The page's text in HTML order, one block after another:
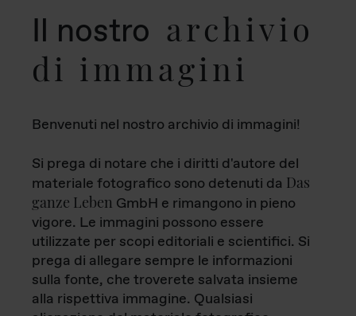
Il nostro archivio
di immagini
Benvenuti nel nostro archivio di immagini!
Si prega di notare che i diritti d'autore del
materiale fotografico sono detenuti da Das
ganze Leben GmbH e rimangono in pieno
vigore. Le immagini possono essere
utilizzate per scopi editoriali e scientifici. Si
prega di allegare sempre le informazioni
sulla fonte, che troverete salvata insieme
alla rispettiva immagine. Qualsiasi